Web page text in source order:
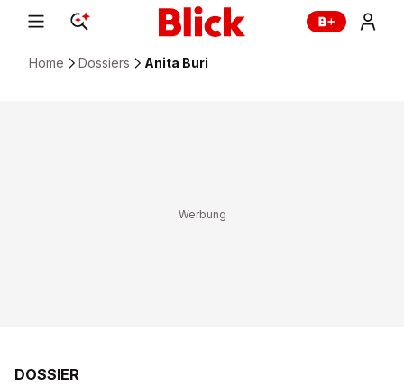
Home Dossiers Anita Buri
DOSSIER